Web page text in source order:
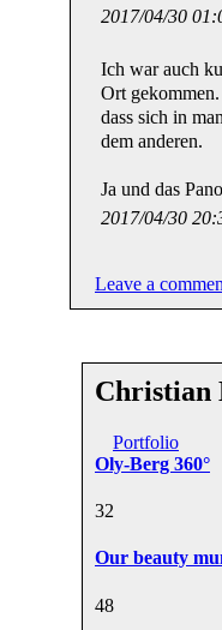
2017/04/30
Ich war auch
Ort
dass sich in
dem anderen.
Ja und das
2017/04/30
Leave a
Christian
Portfolio
Oly-Berg 360°
32
Our beauty
48